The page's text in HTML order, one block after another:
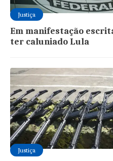
Justiça
Em manifestação
ter caluniado Lula
Justiça